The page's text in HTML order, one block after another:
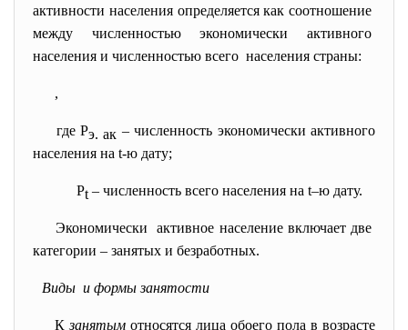
активности населения определяется как соотношение
между численностью экономически активного
населения и численностью всего населения страны:
,
где Рэ. ак – численность экономически активного
населения на t-ю дату;
Рt – численность всего населения на t–ю дату.
Экономически активное население включает две
категории – занятых и безработных.
Виды и формы занятости
Кзанятым относятся лица обоего пола в возрасте